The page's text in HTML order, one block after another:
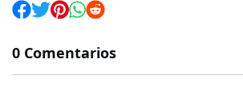
0 Comentarios